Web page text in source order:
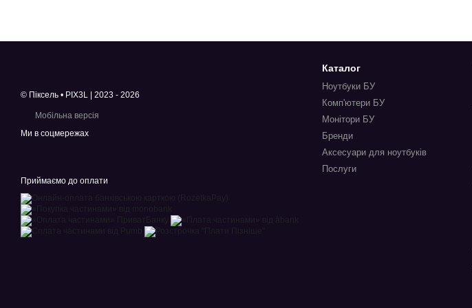
© Піксель • PIX3L | 2023 - 2026
Мобільна версія
Ми в соцмережах
Приймаємо до оплати
Каталог
Ноутбуки БУ
Комп'ютери БУ
Монітори БУ
Бренди
Аксесуари для ноутбуків
Послуги